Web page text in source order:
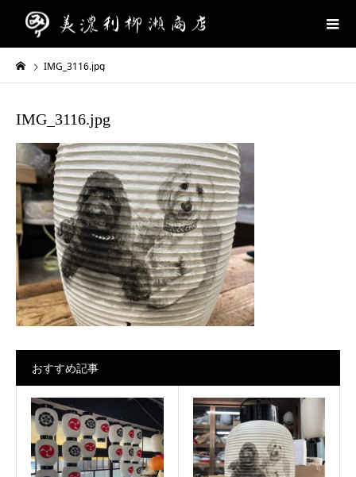
IMG_3116.jpg
IMG_3116.jpg
おすすめ記事